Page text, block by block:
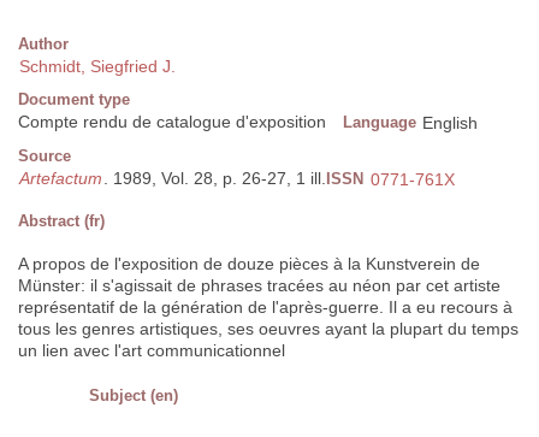
Author
Schmidt, Siegfried J.
Document type
Compte rendu de catalogue d'exposition Language English
Source
Artefactum. 1989, Vol. 28, p. 26-27, 1 ill. ISSN 0771-761X
Abstract (fr)
A propos de l'exposition de douze pièces à la Kunstverein de
Münster: il s'agissait de phrases tracées au néon par cet artiste
représentatif de la génération de l'après-guerre. Il a eu recours à
tous les genres artistiques, ses oeuvres ayant la plupart du temps
un lien avec l'art communicationnel
Subject (en)